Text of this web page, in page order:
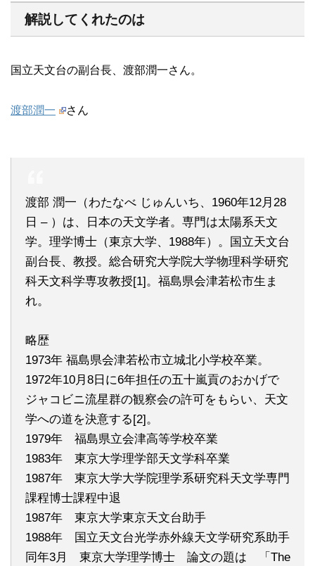
解説してくれたのは
国立天文台の副台長、渡部潤一さん。
渡部潤一 さん
渡部 潤一（わたなべ じゅんいち、1960年12月28
日 – ）は、日本の天文学者。専門は太陽系天文
学。理学博士（東京大学、1988年）。国立天文台
副台長、教授。総合研究大学院大学物理科学研究
科天文科学専攻教授[1]。福島県会津若松市生ま
れ。
略歴
1973年 福島県会津若松市立城北小学校卒業。
1972年10月8日に6年担任の五十嵐貢のおかげで
ジャコビニ流星群の観察会の許可をもらい、天文
学への道を決意する[2]。
1979年 福島県立会津高等学校卒業
1983年 東京大学理学部天文学科卒業
1987年 東京大学大学院理学系研究科天文学専門
課程博士課程中退
1987年 東京大学東京天文台助手
1988年 国立天文台光学赤外線天文学研究系助手
同年3月 東京大学理学博士 論文の題は 「The